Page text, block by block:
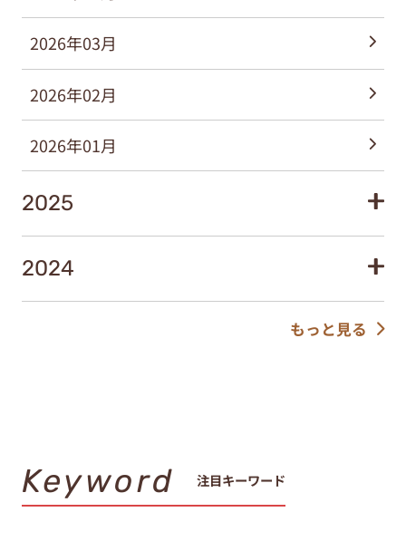
2026年03月
2026年02月
2026年01月
2025
2024
もっと見る
Keyword 注目キーワード